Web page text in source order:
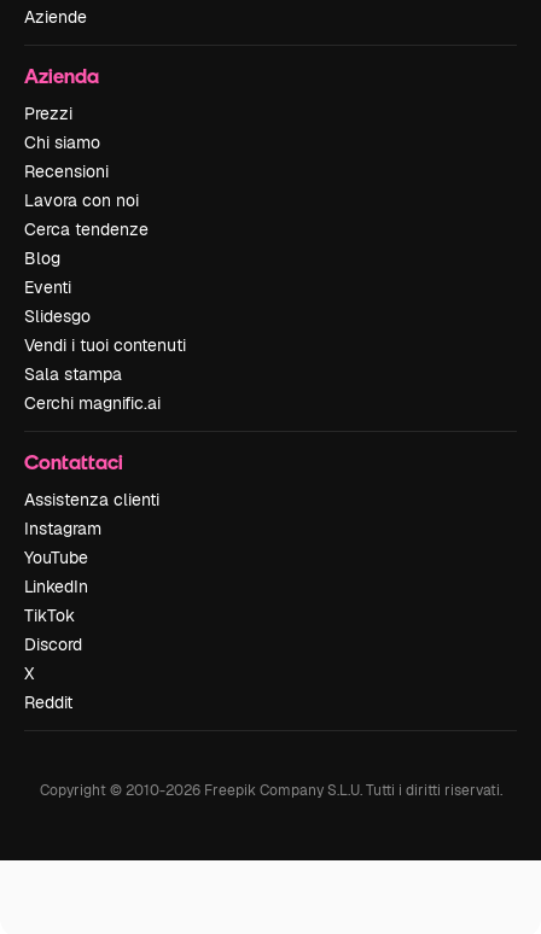
Aziende
Azienda
Prezzi
Chi siamo
Recensioni
Lavora con noi
Cerca tendenze
Blog
Eventi
Slidesgo
Vendi i tuoi contenuti
Sala stampa
Cerchi magnific.ai
Contattaci
Assistenza clienti
Instagram
YouTube
LinkedIn
TikTok
Discord
X
Reddit
Copyright © 2010-2026Freepik Company S.L.U. Tutti i diritti riservati.